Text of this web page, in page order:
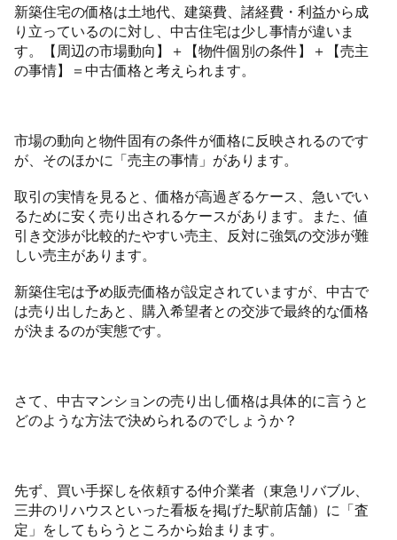
新築住宅の価格は土地代、建築費、諸経費・利益から成
り立っているのに対し、中古住宅は少し事情が違いま
す。【周辺の市場動向】＋【物件個別の条件】＋【売主
の事情】＝中古価格と考えられます。
市場の動向と物件固有の条件が価格に反映されるのです
が、そのほかに「売主の事情」があります。
取引の実情を見ると、価格が高過ぎるケース、急いでい
るために安く売り出されるケースがあります。また、値
引き交渉が比較的たやすい売主、反対に強気の交渉が難
しい売主があります。
新築住宅は予め販売価格が設定されていますが、中古で
は売り出したあと、購入希望者との交渉で最終的な価格
が決まるのが実態です。
さて、中古マンションの売り出し価格は具体的に言うと
どのような方法で決められるのでしょうか？
先ず、買い手探しを依頼する仲介業者（東急リバブル、
三井のリハウスといった看板を掲げた駅前店舗）に「査
定」をしてもらうところから始まります。